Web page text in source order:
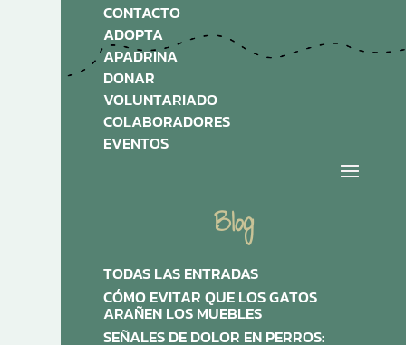
CONTACTO
ADOPTA
APADRINA
DONAR
VOLUNTARIADO
COLABORADORES
EVENTOS
Blog
TODAS LAS ENTRADAS
CÓMO EVITAR QUE LOS GATOS
ARAÑEN LOS MUEBLES
SEÑALES DE DOLOR EN PERROS: